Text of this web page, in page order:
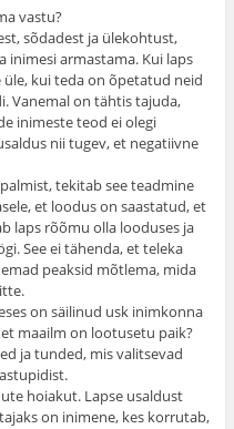
vastu?
sõdadest ja ülekohtust,
armastama. Kui laps
kui teda on õpetatud neid
Vanemal on tähtis tajuda,
inimeste teod ei olegi
nii tugev, et negatiivne
tekitab see teadmine
et loodus on saastatud, et
laps rõõmu olla looduses ja
See ei tähenda, et teleka
peaksid mõtlema, mida
on säilinud usk inimkonna
maailm on lootusetu paik?
ja tunded, mis valitsevad
hoiakut. Lapse usaldust
on inimene, kes korrutab,